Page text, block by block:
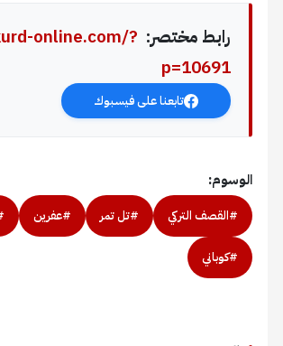
رابط مختصر: online.com/?
p=10691
تابعنا على فيسبوك
الوسوم:
#القصف التركي #تل تمر #عفرين
#كوباني